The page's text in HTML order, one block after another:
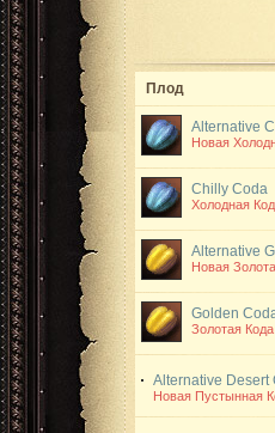
Плод
Alternative
Новая
Chilly Coda
Холодная
Alternative
Новая
Golden
Золотая Кода
Alternative Desert
Новая Пустынная